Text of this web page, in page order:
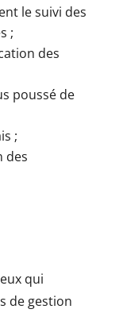
le suivi des
;
des
poussé de
;
des
qui
de gestion